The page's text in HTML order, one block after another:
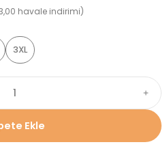
havale indirimi)
3XL
Ekle